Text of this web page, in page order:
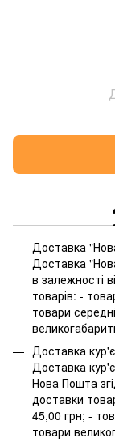
Доставка
Доставка
в залежності
товарів: -
товари
Доставка
Доставка
Нова Пошта
доставки
45,00 грн; -
товари